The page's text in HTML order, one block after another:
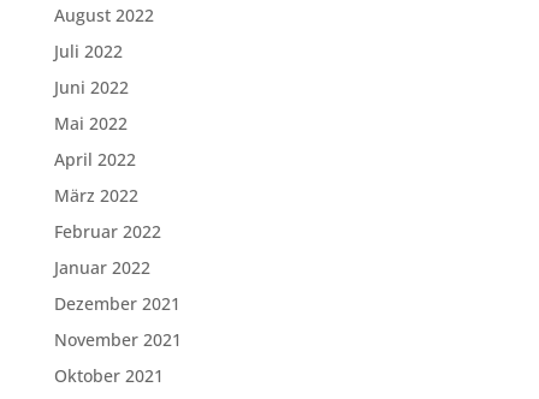
August 2022
Juli 2022
Juni 2022
Mai 2022
April 2022
März 2022
Februar 2022
Januar 2022
Dezember 2021
November 2021
Oktober 2021